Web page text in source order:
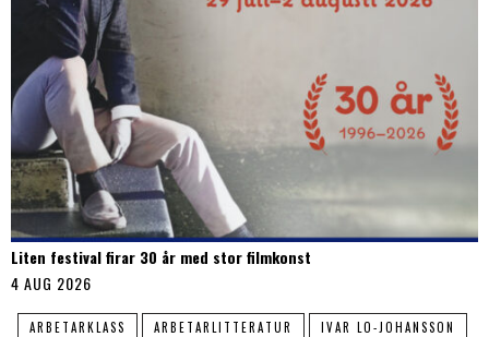
Liten festival firar 30 år med stor filmkonst
4 AUG 2026
ARBETARKLASS ARBETARLITTERATUR
IVAR LO-JOHANSSON